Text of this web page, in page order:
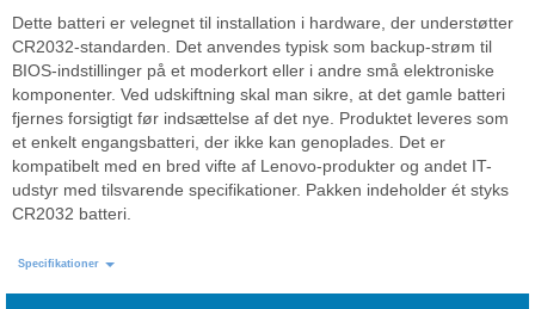
Dette batteri er velegnet til installation i hardware, der understøtter
CR2032-standarden. Det anvendes typisk som backup-strøm til
BIOS-indstillinger på et moderkort eller i andre små elektroniske
komponenter. Ved udskiftning skal man sikre, at det gamle batteri
fjernes forsigtigt før indsættelse af det nye. Produktet leveres som
et enkelt engangsbatteri, der ikke kan genoplades. Det er
kompatibelt med en bred vifte af Lenovo-produkter og andet IT-
udstyr med tilsvarende specifikationer. Pakken indeholder ét styks
CR2032 batteri.
Specifikationer